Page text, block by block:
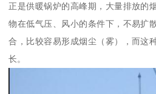
正是供暖锅炉的高峰期，大量排放的
物在低气压、风小的条件下，不易扩
合，比较容易形成烟尘（雾），而这
长。